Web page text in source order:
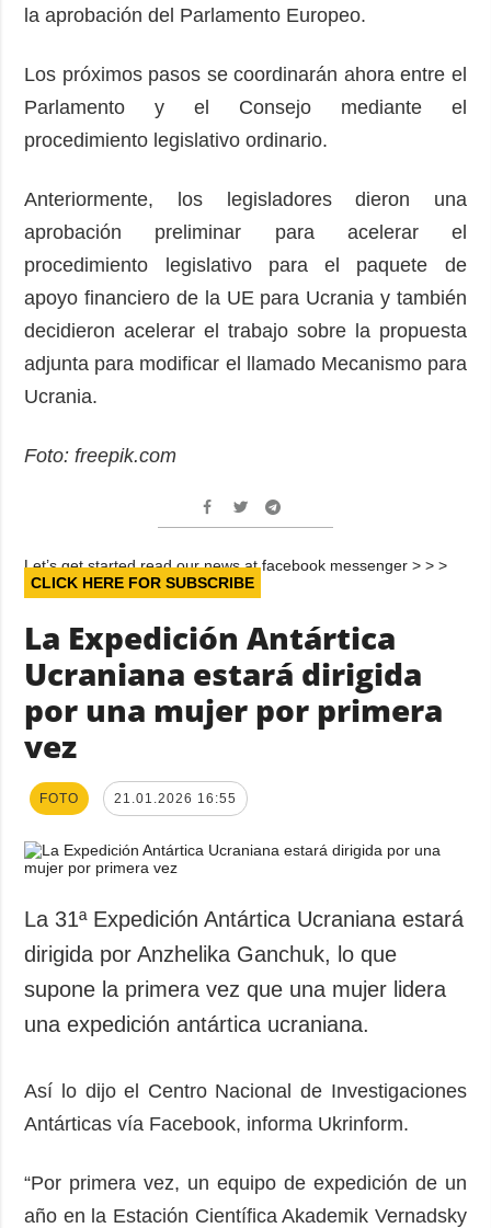
la aprobación del Parlamento Europeo.
Los próximos pasos se coordinarán ahora entre el
Parlamento y el Consejo mediante el
procedimiento legislativo ordinario.
Anteriormente, los legisladores dieron una
aprobación preliminar para acelerar el
procedimiento legislativo para el paquete de
apoyo financiero de la UE para Ucrania y también
decidieron acelerar el trabajo sobre la propuesta
adjunta para modificar el llamado Mecanismo para
Ucrania.
Foto: freepik.com
Let’s get started read our news at facebook messenger > > >
CLICK HERE FOR SUBSCRIBE
La Expedición Antártica
Ucraniana estará dirigida
por una mujer por primera
vez
FOTO 21.01.2026 16:55
La 31ª Expedición Antártica Ucraniana estará
dirigida por Anzhelika Ganchuk, lo que
supone la primera vez que una mujer lidera
una expedición antártica ucraniana.
Así lo dijo el Centro Nacional de Investigaciones
Antárticas vía Facebook, informa Ukrinform.
“Por primera vez, un equipo de expedición de un
año en la Estación Científica Akademik Vernadsky